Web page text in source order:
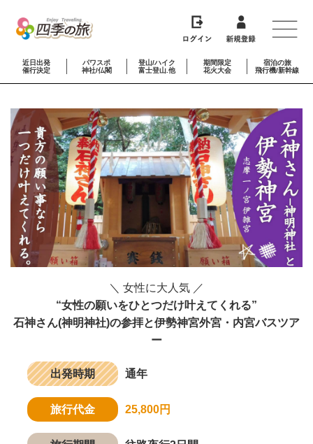
近日出発
催行決定
パワスポ
神社/仏閣
登山/ハイク
富士登山.他
期間限定
花火大会
宿泊の旅
飛行機/新幹線
＼ 女性に大人気 ／
“女性の願いをひとつだけ叶えてくれる”
石神さん(神明神社)の参拝と伊勢神宮外宮・内宮バスツア
ー
出発時期 通年
旅行代金 25,800円